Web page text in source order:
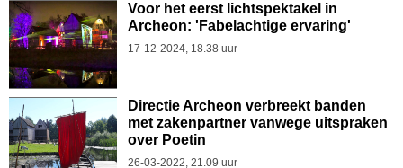
Voor het eerst lichtspektakel in
Archeon: 'Fabelachtige ervaring'
17-12-2024, 18.38 uur
Directie Archeon verbreekt banden
met zakenpartner vanwege uitspraken
over Poetin
26-03-2022, 21.09 uur